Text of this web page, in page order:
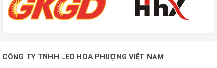
• Bước 1 : Tách tải, đấu chung Dương (+) LED về Nguồn
• Bước 2 : Đấu Âm(-) LED về cọc Mạch Điều Khiển
cho mạch
CÔNG TY TNHH LED HOA PHƯỢNG VIỆT NAM